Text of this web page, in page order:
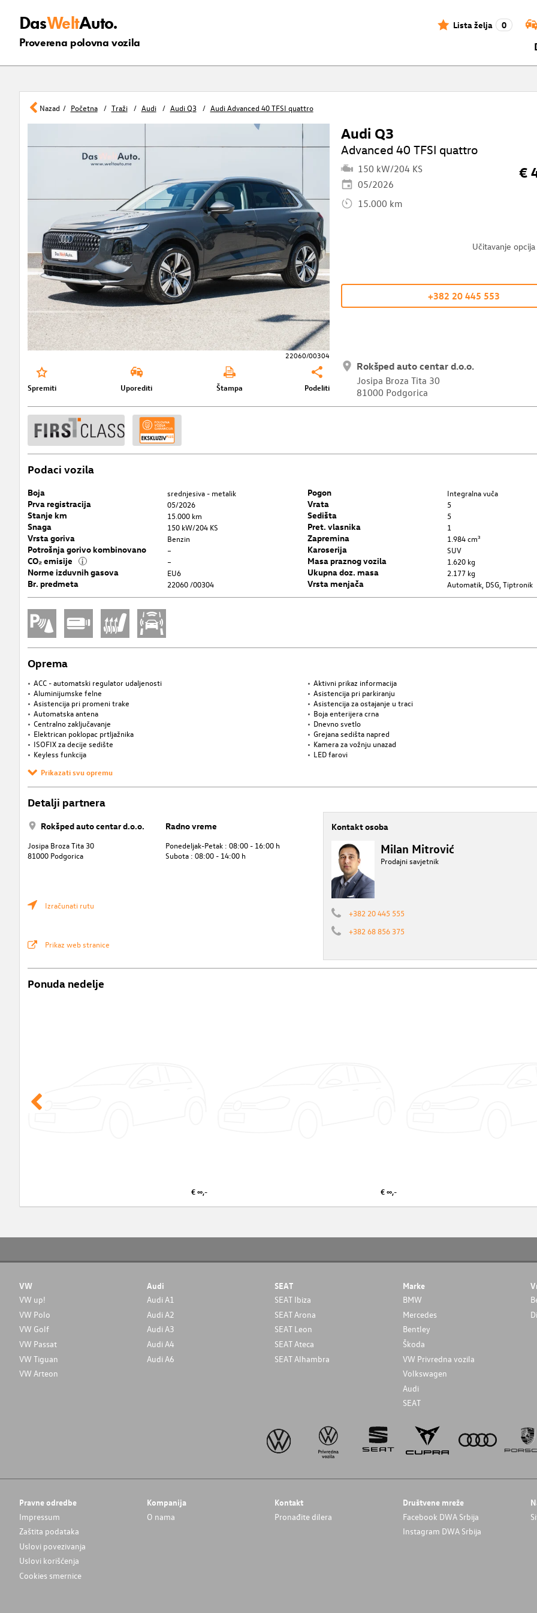
DasWeltAuto.
Proverena polovna vozila
Lista želja 0
Nazad Početna Traži Audi Audi Q3 Audi Advanced 40 TFSI quattro
22060/00304
Audi Q3
Advanced 40 TFSI quattro
150 kW/204 KS
05/2026
15.000 km
Učitavanje
€
+382 20 445 553
Rokšped auto centar d.o.o.
Josipa Broza Tita 30
81000 Podgorica
Spremiti Uporediti Štampa Podeliti
Podaci vozila
Boja srednjesiva - metalik
Prva registracija 05/2026
Stanje km 15.000 km
Snaga 150 kW/204 KS
Vrsta goriva Benzin
Potrošnja gorivo kombinovano –
CO₂ emisije i –
Norme izduvnih gasova EU6
Br. predmeta 22060 /00304
Pogon Integralna vuča
Vrata 5
Sedišta 5
Pret. vlasnika 1
Zapremina 1.984 cm³
Karoserija SUV
Masa praznog vozila 1.620 kg
Ukupna doz. masa 2.177 kg
Vrsta menjača Automatik, DSG, Tiptronik
Oprema
ACC - automatski regulator udaljenosti
Aktivni prikaz informacija
Aluminijumske felne
Asistencija pri parkiranju
Asistencija pri promeni trake
Asistencija za ostajanje u traci
Automatska antena
Boja enterijera crna
Centralno zaključavanje
Dnevno svetlo
Elektrican poklopac prtljažnika
Grejana sedišta napred
ISOFIX za decije sedište
Kamera za vožnju unazad
Keyless funkcija
LED farovi
Prikazati svu opremu
Detalji partnera
Rokšped auto centar d.o.o.
Josipa Broza Tita 30
81000 Podgorica
Izračunati rutu
Prikaz web stranice
Radno vreme
Ponedeljak-Petak : 08:00 - 16:00 h
Subota : 08:00 - 14:00 h
Kontakt osoba
Milan Mitrović
Prodajni savjetnik
+382 20 445 555
+382 68 856 375
Ponuda nedelje
€ ∞,- € ∞,-
VW
VW up!
VW Polo
VW Golf
VW Passat
VW Tiguan
VW Arteon
Audi
Audi A1
Audi A2
Audi A3
Audi A4
Audi A6
SEAT
SEAT Ibiza
SEAT Arona
SEAT Leon
SEAT Ateca
SEAT Alhambra
Marke
BMW
Mercedes
Bentley
Škoda
VW Privredna vozila
Volkswagen
Audi
SEAT
Pravne odredbe
Impressum
Zaštita podataka
Uslovi povezivanja
Uslovi korišćenja
Cookies smernice
Kompanija
O nama
Kontakt
Pronađite dilera
Društvene mreže
Facebook DWA Srbija
Instagram DWA Srbija